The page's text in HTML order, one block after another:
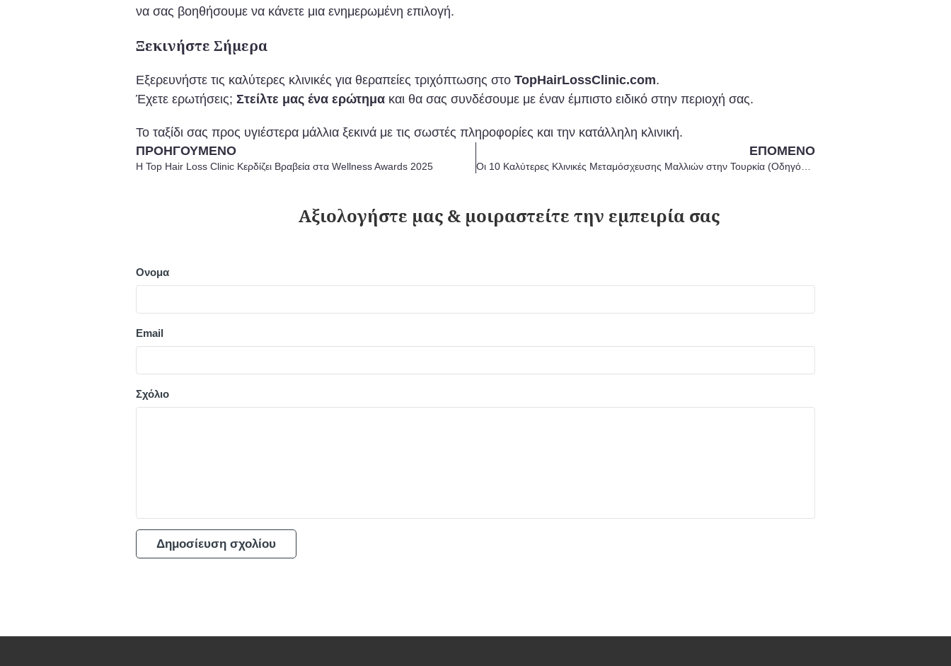
να σας βοηθήσουμε να κάνετε μια ενημερωμένη επιλογή.
Ξεκινήστε Σήμερα
Εξερευνήστε τις καλύτερες κλινικές για θεραπείες τριχόπτωσης στο TopHairLossClinic.com.
Έχετε ερωτήσεις; Στείλτε μας ένα ερώτημα και θα σας συνδέσουμε με έναν έμπιστο ειδικό στην περιοχή σας.
Το ταξίδι σας προς υγιέστερα μάλλια ξεκινά με τις σωστές πληροφορίες και την κατάλληλη κλινική.
ΠΡΟΗΓΟΎΜΕΝΟ
Η Top Hair Loss Clinic Κερδίζει Βραβεία στα Wellness Awards 2025
ΕΠΌΜΕΝΟ
Οι 10 Καλύτερες Κλινικές Μεταμόσχευσης Μαλλιών στην Τουρκία (Οδηγός 2025)
Ονομα
Email
Σχόλιο